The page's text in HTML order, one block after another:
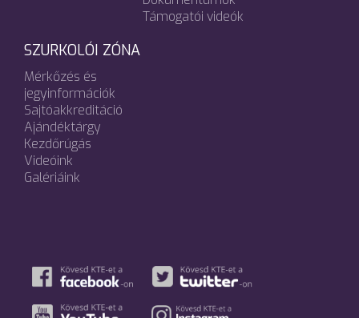
Támogatói videók
SZURKOLÓI ZÓNA
Mérkőzés és
jegyinformációk
Sajtóakkreditáció
Ajándéktárgy
Kezdőrúgás
Videóink
Galériáink